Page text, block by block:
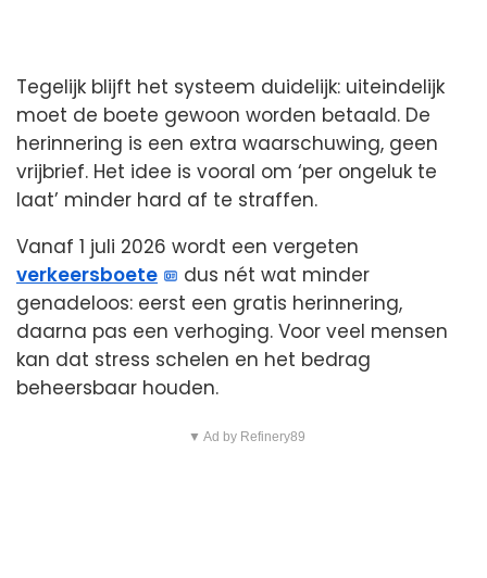
Tegelijk blijft het systeem duidelijk: uiteindelijk
moet de boete gewoon worden betaald. De
herinnering is een extra waarschuwing, geen
vrijbrief. Het idee is vooral om ‘per ongeluk te
laat’ minder hard af te straffen.
Vanaf 1 juli 2026 wordt een vergeten
verkeersboete
dus nét wat minder
genadeloos: eerst een gratis herinnering,
daarna pas een verhoging. Voor veel mensen
kan dat stress schelen en het bedrag
beheersbaar houden.
▼ Ad by Refinery89